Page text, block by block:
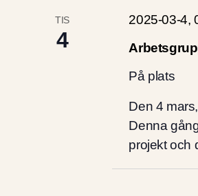
TIS
4
2025-03-4,
På plats
Den 4
Denna
projekt och